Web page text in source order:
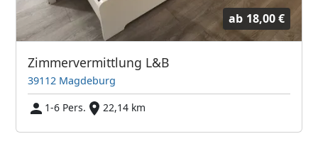
ab 18,00 €
Zimmervermittlung L&B
39112 Magdeburg
1-6 Pers.
22,14 km